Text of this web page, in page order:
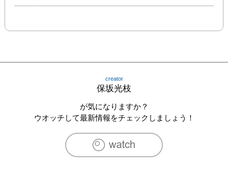
creator
保坂光枝
が気になりますか？
ウオッチして最新情報をチェックしましょう！